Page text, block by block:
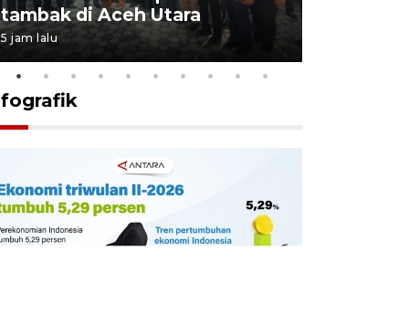
tambak di Aceh Utara
5 jam lalu